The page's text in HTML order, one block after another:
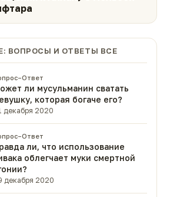
ВОПРОСЫ И ОТВЕТЫ ВСЕ
ли мусульманин сватать
которая богаче его?
декабря 2020
ли, что использование
облегчает муки смертной
декабря 2020